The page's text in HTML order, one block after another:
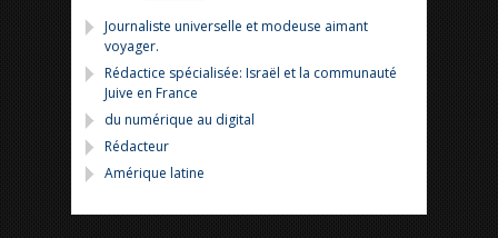
Journaliste universelle et modeuse aimant
voyager.
Rédactice spécialisée: Israël et la communauté
Juive en France
du numérique au digital
Rédacteur
Amérique latine